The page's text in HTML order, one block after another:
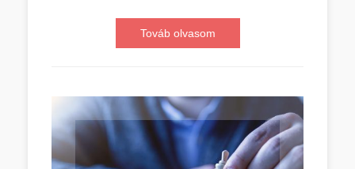
Továb olvasom